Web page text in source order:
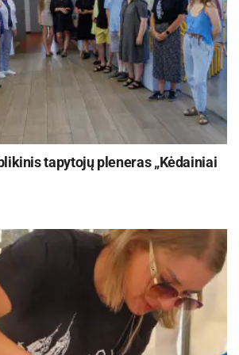
ir sukurti dieną, kurioje
patiriamas jaukumas,
pilnatvė. Taip pižama tapo
sąmoningo poilsio ir
simboliu.
sveikatos draudimo kortelę gali pakeisti
dalyvauti visoje Lietuvoje
konkurse „Tvari Lietuva“
08-07
meistrai“ sujungia jaukias,
tapytojų pleneras „Kėdainiai